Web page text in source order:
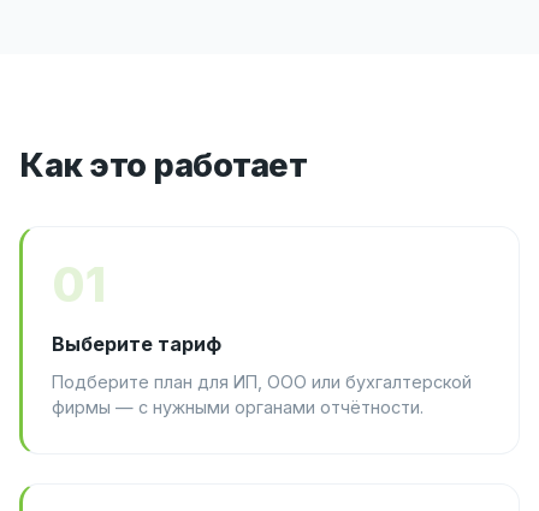
Как это работает
01
Выберите тариф
Подберите план для ИП, ООО или бухгалтерской
фирмы — с нужными органами отчётности.